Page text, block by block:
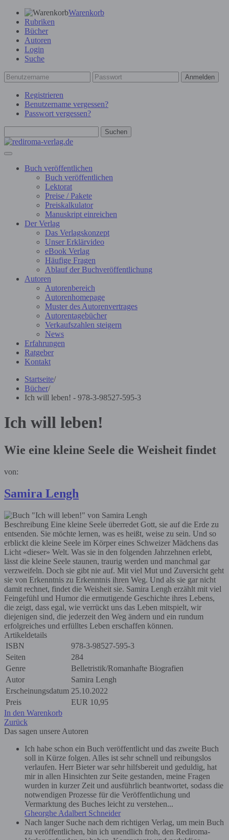
Warenkorb
Rubriken
Bücher
Autoren
Login
Suche
Anmelden
Registrieren
Benutzername vergessen?
Passwort vergessen?
Suchen
Buch veröffentlichen
Buch veröffentlichen
Lektorat
Preise / Pakete
Preiskalkulator
Manuskript einreichen
Der Verlag
Das Verlagskonzept
Unser Erklärvideo
eBook Verlag
Häufige Fragen
Ablauf der Buchveröffentlichung
Autoren
Autorenbereich
Autorenhomepage
Muster des Autorenvertrages
Autorentagebücher
Verkaufszahlen steigern
News
Erfahrungen
Ratgeber
Kontakt
Startseite/
Bücher/
Ich will leben! - 978-3-98527-595-3
Ich will leben!
Wie eine kleine Seele die Weisheit findet
von:
Samira Lengh
Beschreibung Eine kleine Seele überredet Gott, sie auf die Erde zu
entsenden. Sie möchte lernen, was es heißt, weise zu sein. Und so
erblickt die kleine Seele im Körper eines Schweizer Mädchens das
Licht «dieser» Welt. Was sie in den folgenden Jahrzehnen erlebt,
lässt die kleine Seele staunen, traurig werden und manchmal gar
verzweifeln. Doch sie gibt nie auf. Mit viel Mut und Zuversicht geht
sie von Erkenntnis zu Erkenntnis ihren Weg. Und als sie gar nicht
damit rechnet, findet die Weisheit sie. Samira Lengh erzählt mit viel
Feingefühl und Humor die ermutigende Geschichte ihres Lebens,
die zeigt, dass egal, wie verrückt uns das Leben mitspielt, wir
diejenigen sind, die jederzeit den Weg ändern und ein rundum
erfolgreiches und erfülltes Leben erschaffen können.
Artikeldetails
ISBN
978-3-98527-595-3
Seiten
284
Genre
Belletristik/Romanhafte Biografien
Autor
Samira Lengh
Erscheinungsdatum 25.10.2022
Preis
EUR 10,95
In den Warenkorb
Zurück
Das sagen unsere Autoren
Ich habe schon ein Buch veröffentlicht und das zweite Buch
soll in Kürze folgen. Alles ist sehr schnell und reibungslos
verlaufen. Herr Bieter war sehr hilfsbereit und geduldig, hat
mir in allen Hinsichten zur Seite gestanden, meine Fragen
wurden in kurzer Zeit und ausführlich beantwortet, sodass die
notwendigen Prozesse für die Veröffentlichung und
Vermarktung des Buches leicht zu verstehen...
Gheorghe Adalbert Schneider
Nach langer Suche nach dem richtigen Verlag, um mein Buch
zu veröffentlichen, bin ich unendlich froh, den Rediroma-